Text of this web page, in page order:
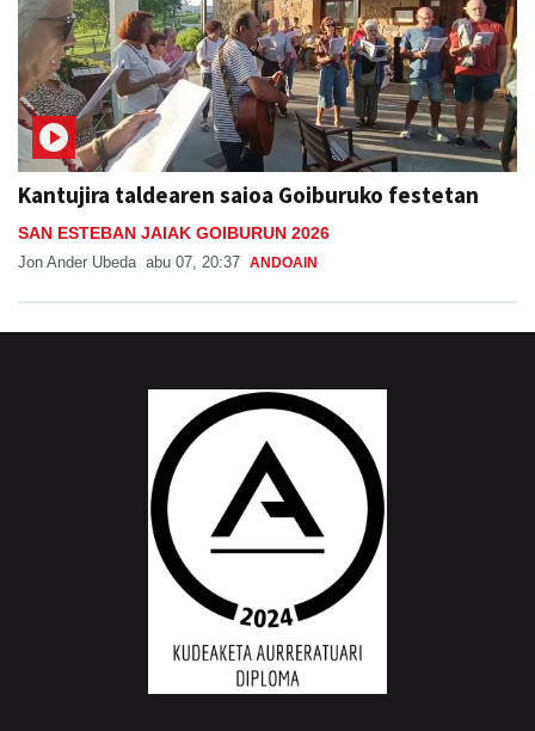
Kantujira taldearen saioa Goiburuko festetan
SAN ESTEBAN JAIAK GOIBURUN 2026
Jon Ander Ubeda abu 07, 20:37 ANDOAIN